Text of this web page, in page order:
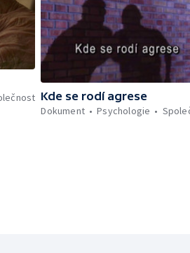
Kde se rodí agrese
Dokument
Psychologie